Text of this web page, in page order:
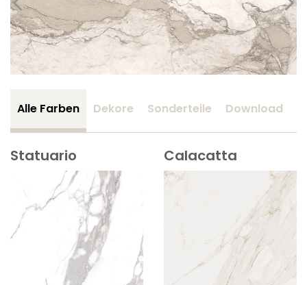
Alle Farben Dekore Sonderteile Download
Statuario Calacatta